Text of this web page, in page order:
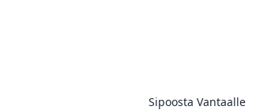
Sipoosta Vantaalle